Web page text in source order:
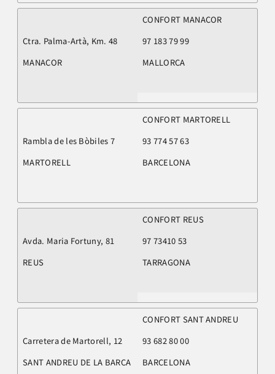
CONFORT MANACOR
Ctra. Palma-Artà, Km. 48
97 183 79 99
MANACOR
MALLORCA
CONFORT MARTORELL
Rambla de les Bòbiles 7
93 774 57 63
MARTORELL
BARCELONA
CONFORT REUS
Avda. Maria Fortuny, 81
97 73410 53
REUS
TARRAGONA
CONFORT SANT ANDREU
Carretera de Martorell, 12
93 682 80 00
SANT ANDREU DE LA BARCA
BARCELONA